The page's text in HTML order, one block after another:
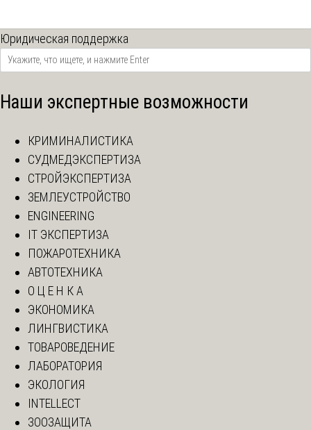
Юридическая поддержка
Наши экспертные возможности
КРИМИНАЛИСТИКА
СУДМЕДЭКСПЕРТИЗА
СТРОЙЭКСПЕРТИЗА
ЗЕМЛЕУСТРОЙСТВО
ENGINEERING
IT ЭКСПЕРТИЗА
ПОЖАРОТЕХНИКА
АВТОТЕХНИКА
О Ц Е Н К А
ЭКОНОМИКА
ЛИНГВИСТИКА
ТОВАРОВЕДЕНИЕ
ЛАБОРАТОРИЯ
ЭКОЛОГИЯ
INTELLECT
ЗООЗАЩИТА